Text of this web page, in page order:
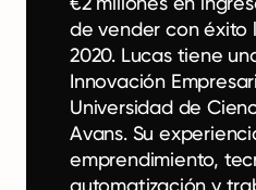
de vender con éxito
2020. Lucas tiene
Innovación
Universidad de
Avans. Su
emprendimiento,
automatización y